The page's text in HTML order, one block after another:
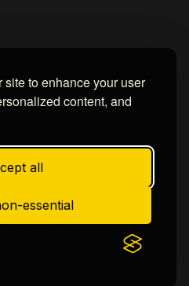
to enhance your user
content, and
all
essential